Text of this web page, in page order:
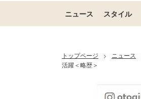
ニュース スタイル
トップページ > ニュース
活躍＜略歴＞